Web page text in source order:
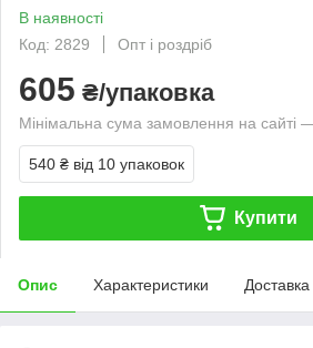
В наявності
Код: 2829
Опт і роздріб
605 ₴/упаковка
Мінімальна сума замовлення на сайті
540 ₴ від 10 упаковок
Купити
Опис Характеристики Доставка